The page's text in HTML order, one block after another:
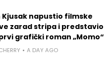
Kjusak napustio filmske
zarad stripa i predstavio
grafički roman „Momo“
A DAY AGO